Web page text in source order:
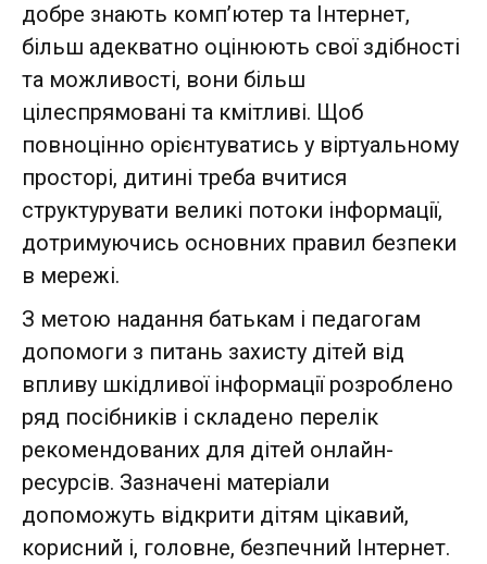
добре знають комп’ютер та Інтернет,
більш адекватно оцінюють свої здібності
та можливості, вони більш
цілеспрямовані та кмітливі. Щоб
повноцінно орієнтуватись у віртуальному
просторі, дитині треба вчитися
структурувати великі потоки інформації,
дотримуючись основних правил безпеки
в мережі.
З метою надання батькам і педагогам
допомоги з питань захисту дітей від
впливу шкідливої інформації розроблено
ряд посібників і складено перелік
рекомендованих для дітей онлайн-
ресурсів. Зазначені матеріали
допоможуть відкрити дітям цікавий,
корисний і, головне, безпечний Інтернет.